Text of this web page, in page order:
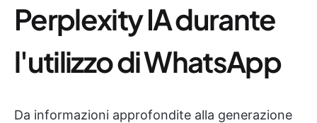
Perplexity IA durante
l'utilizzo di WhatsApp
Da informazioni approfondite alla generazione